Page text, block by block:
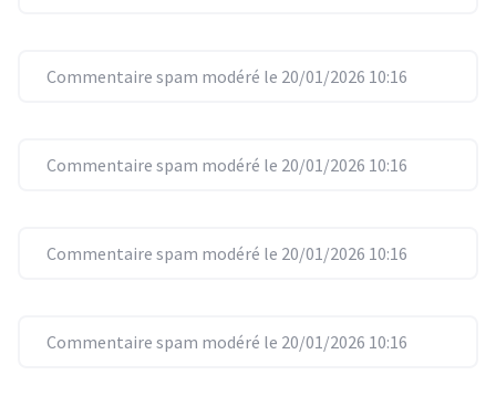
Commentaire spam modéré le 20/01/2026 10:16
Commentaire spam modéré le 20/01/2026 10:16
Commentaire spam modéré le 20/01/2026 10:16
Commentaire spam modéré le 20/01/2026 10:16